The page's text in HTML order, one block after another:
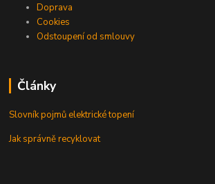
Doprava
Cookies
Odstoupení od smlouvy
Články
Slovník pojmů elektrické topení
Jak správně recyklovat